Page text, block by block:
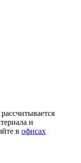
и
в офисах